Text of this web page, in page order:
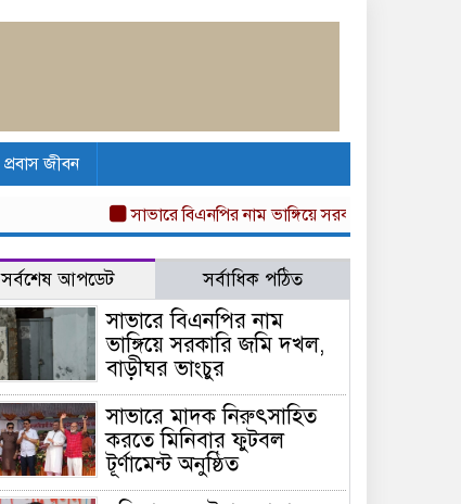
প্রবাস জীবন
সাভারে বিএনপির নাম ভাঙ্গিয়ে সরকারি জমি দখল,
সর্বশেষ আপডেট সর্বাধিক পঠিত
সাভারে বিএনপির নাম
ভাঙ্গিয়ে সরকারি জমি দখল,
বাড়ীঘর ভাংচুর
সাভারে মাদক নিরুৎসাহিত
করতে মিনিবার ফুটবল
টূর্ণামেন্ট অনুষ্ঠিত